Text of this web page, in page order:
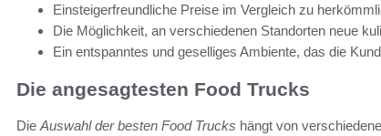
Einsteigerfreundliche Preise im Vergleich zu
Die Möglichkeit, an verschiedenen Standorten neue
Ein entspanntes und geselliges Ambiente, das die
Die angesagtesten Food Trucks
Die Auswahl der besten Food Trucks hängt von